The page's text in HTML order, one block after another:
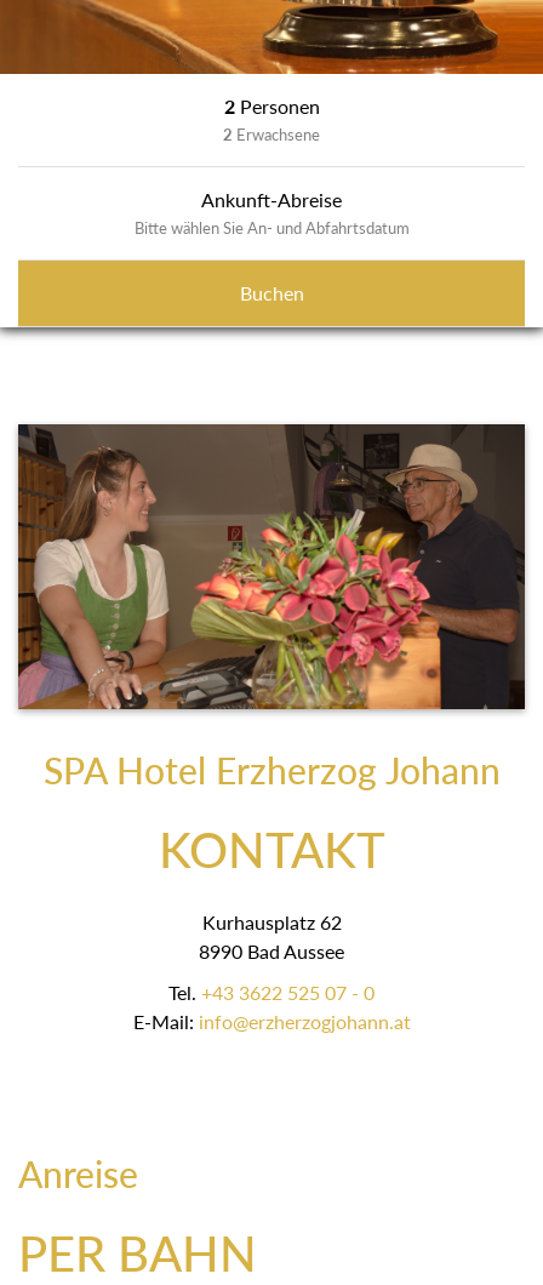
2 Personen
2 Erwachsene
Ankunft-Abreise
Bitte wählen Sie An- und Abfahrtsdatum
Buchen
SPA Hotel Erzherzog Johann
KONTAKT
Kurhausplatz 62
8990 Bad Aussee
Tel. +43 3622 525 07 - 0
E-Mail: info@erzherzogjohann.at
Anreise
PER BAHN